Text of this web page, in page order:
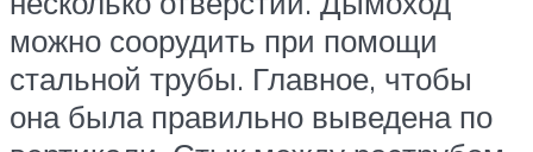
можно соорудить при помощи
стальной трубы. Главное, чтобы
она была правильно выведена по